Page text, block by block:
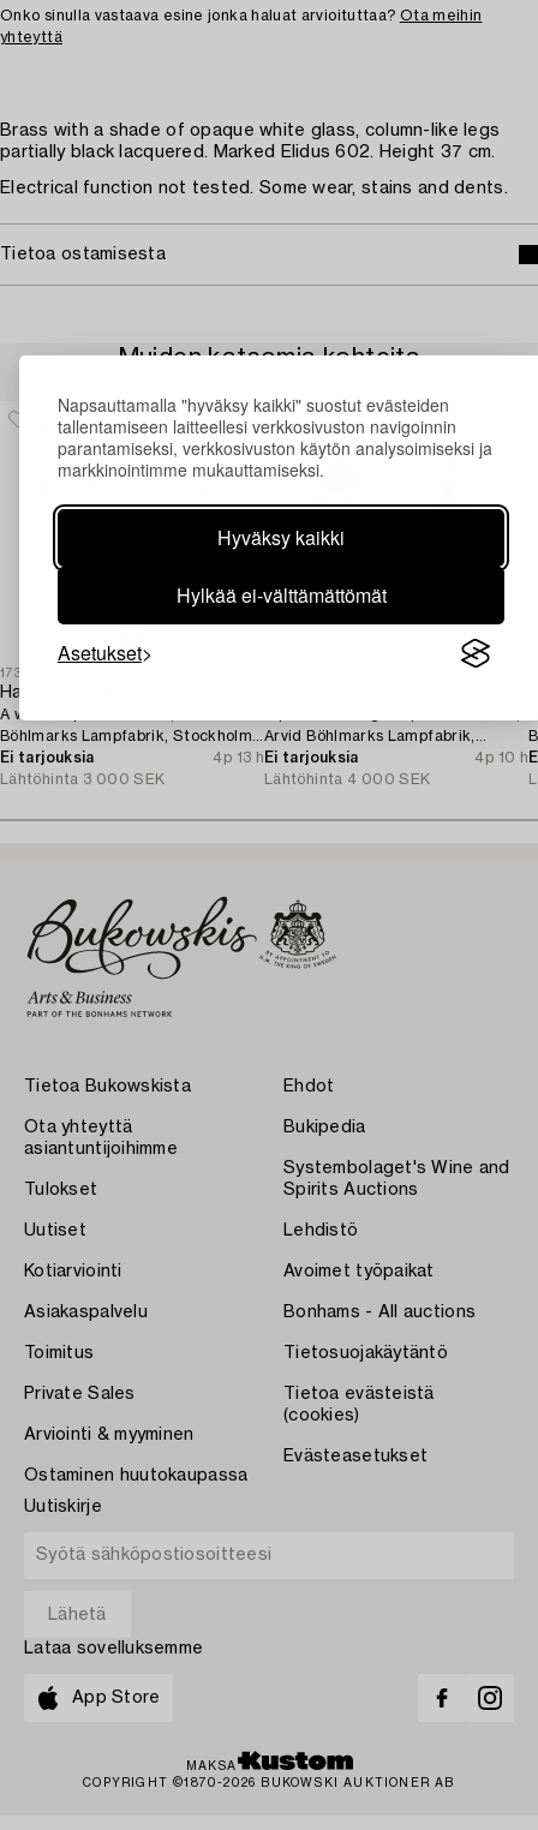
Napsauttamalla "hyväksy kaikki" suostut evästeiden
tallentamiseen laitteellesi verkkosivuston navigoinnin
parantamiseksi, verkkosivuston käytön analysoimiseksi ja
markkinointimme mukauttamiseksi.
Hyväksy kaikki
Hylkää ei-välttämättömät
Asetukset
Onko sinulla vastaava esine jonka haluat arvioituttaa? Ota meihin
yhteyttä
Brass with a shade of opaque white glass, column-like legs
partially black lacquered. Marked Elidus 602. Height 37 cm.
Electrical function not tested. Some wear, stains and dents.
Tietoa ostamisesta
Muiden katsomia kohteita
1730869
Harald Notini
A wall lamp model 8651, Arvid
Böhlmarks Lampfabrik, Stockholm,
1940s.
Ei tarjouksia
4p 13 h
Lähtöhinta 3 000 SEK
Arvid Böhlmarks Lampfabrik,
Stockholm, 1920s.
Ei tarjouksia
4p 10 h
Lähtöhinta 4 000 SEK
Tietoa Bukowskista
Ota yhteyttä
asiantuntijoihimme
Tulokset
Uutiset
Kotiarviointi
Asiakaspalvelu
Toimitus
Private Sales
Arviointi & myyminen
Ostaminen huutokaupassa
Ehdot
Bukipedia
Systembolaget's Wine and
Spirits Auctions
Lehdistö
Avoimet työpaikat
Bonhams - All auctions
Tietosuojakäytäntö
Tietoa evästeistä
(cookies)
Evästeasetukset
Uutiskirje
Lataa sovelluksemme
App Store
MAKSA
COPYRIGHT ©1870-2026 BUKOWSKI AUKTIONER AB